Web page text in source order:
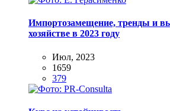
Импортозамещение, тренды и
хозяйстве в 2023 году
Июл, 2023
1659
379